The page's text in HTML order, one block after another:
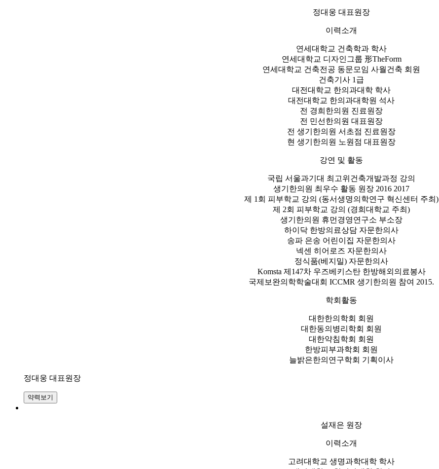
답
변
접
수
정대웅 대표원장
이력소개
연세대학교 건축학과 학사
연세대학교 디자인그룹 形TheForm
연세대학교 건축전공 동문모임 사월건축 회원
건축기사 1급
대전대학교 한의과대학 학사
대전대학교 한의과대학원 석사
전 경희한의원 진료원장
전 민선한의원 대표원장
전 생기한의원 서초점 진료원장
현 생기한의원 노원점 대표원장
강연 및 활동
국립 서울과기대 최고위건축개발과정 강의
생기한의원 최우수 활동 원장 2016 2017
제 1회 피부학교 강의 (동서생명의학연구 혁신센터 주최)
제 2회 피부학교 강의 (경희대학교 주최)
생기한의원 휴먼경영연구소 부소장
하이닥 한방의료상담 자문한의사
송파 은송 어린이집 자문한의사
넥센 히어로즈 자문한의사
정식품(베지밀) 자문한의사
Komsta 제147차 우즈베키스탄 한방해외의료봉사
국제보완의학학술대회 ICCMR 생기한의원 참여 2015.
학회활동
대한한의학회 회원
대한동의병리학회 회원
대한약침학회 회원
한방피부과학회 회원
늘밝은한의연구학회 기획이사
정대웅 대표원장
약력보기
설재은 원장
이력소개
고려대학교 생명과학대학 학사